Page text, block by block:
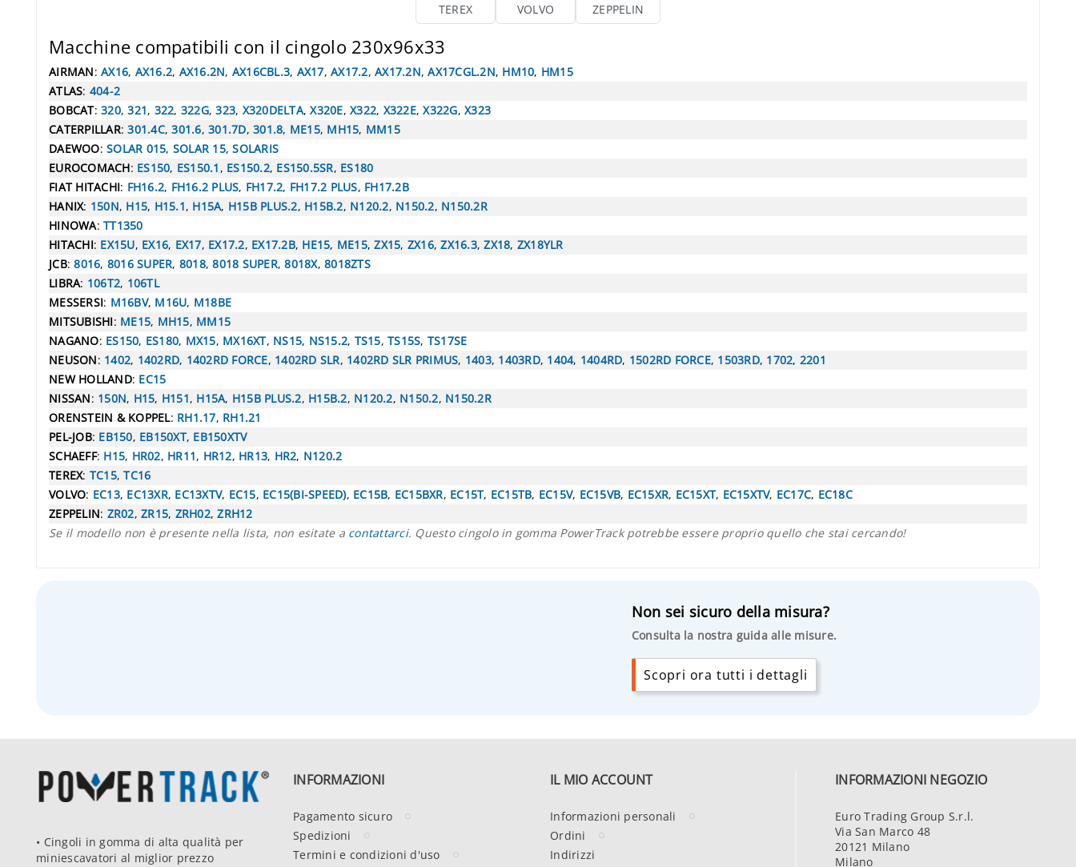
TEREX
VOLVO ZEPPELIN
Macchine compatibili con il cingolo 230x96x33
AIRMAN: AX16, AX16.2, AX16.2N, AX16CBL.3, AX17, AX17.2, AX17.2N,AX17CGL.2N, HM10, HM15
ATLAS: 404-2
BOBCAT: 320,321, 322, 322G,323, X320DELTA,X320E, X322, X322E,X322G, X323
CATERPILLAR:301.4C,301.6, 301.7D, 301.8, ME15, MH15, MM15
DAEWOO: SOLAR 015, SOLAR 15,SOLARIS
EUROCOMACH: ES150, ES150.1 , ES150.2, ES150.5SR, ES180
FIAT HITACHI: FH16.2, FH16.2 PLUS, FH17.2, FH17.2 PLUS, FH17.2B
HANIX: 150N, H15, H15.1, H15A, H15B PLUS.2, H15B.2, N120.2, N150.2, N150.2R
HINOWA: TT1350
HITACHI: EX15U, EX16, EX17, EX17.2, EX17.2B, HE15, ME15,ZX15, ZX16,ZX16.3,ZX18, ZX18YLR
JCB:8016, 8016 SUPER, 8018,8018 SUPER,8018X, 8018ZTS
LIBRA: 106T2, 106TL
MESSERSI: M16BV, M16U, M18BE
MITSUBISHI: ME15, MH15, MM15
NAGANO: ES150, ES180, MX15, MX16XT, NS15, NS15.2, TS15, TS15S, TS17SE
NEUSON: 1402, 1402RD, 1402RD FORCE, 1402RD SLR, 1402RD SLR PRIMUS, 1403, 1403RD, 1404, 1404RD, 1502RD FORCE, 1503RD, 1702, 2201
NEW HOLLAND: EC15
NISSAN: 150N, H15, H151, H15A, H15B PLUS.2, H15B.2, N120.2, N150.2, N150.2R
ORENSTEIN & KOPPEL: RH1.17, RH1.21
PEL-JOB: EB150, EB150XT, EB150XTV
SCHAEFF: H15, HR02, HR11, HR12, HR13, HR2, N120.2
TEREX: TC15,TC16
VOLVO: EC13, EC13XR, EC13XTV, EC15, EC15(BI-SPEED), EC15B, EC15BXR, EC15T, EC15TB, EC15V, EC15VB, EC15XR, EC15XT, EC15XTV, EC17C, EC18C
ZEPPELIN: ZR02, ZR15, ZRH02,ZRH12
Se il modello non è presente nella lista, non esitate a contattarci. Questo cingolo in gomma PowerTrack potrebbe essere proprio quello che stai cercando!
Non sei sicuro della misura?
Consulta la nostra guida alle misure.
Scopri ora tutti i dettagli
• Cingoli in gomma di alta qualità per
miniescavatori al miglior prezzo
INFORMAZIONI
Pagamento sicuro
Spedizioni
Termini e condizioni d'uso
IL MIO ACCOUNT
Informazioni personali
Ordini
Indirizzi
INFORMAZIONI NEGOZIO
Euro Trading Group S.r.l.
Via San Marco 48
20121 Milano
Milano